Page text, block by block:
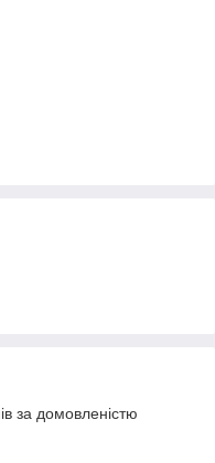
за домовленістю